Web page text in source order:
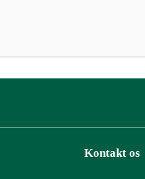
Kontakt os